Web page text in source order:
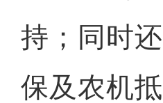
持；同时
保及农机